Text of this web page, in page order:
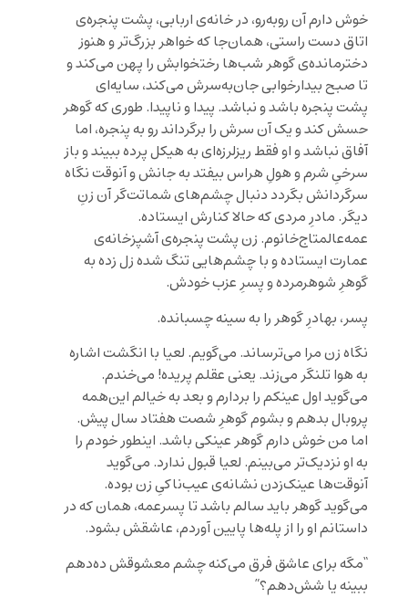
خوش دارم آن روبه‌رو، در خانه‌ی اربابی، پشت پنجره‌ی
اتاق دست راستی،‌‌ همان‌جا که خواهر بزرگ‌تر و هنوز
دخترمانده‌ی گوهر شب‌ها رختخوابش را پهن می‌کند و
تا صبح بیدارخوابی جان‌به‌سرش می‌کند، سایه‌ای
پشت پنجره باشد و نباشد. پیدا و ناپیدا. طوری که گوهر
حسش کند و یک آن سرش را برگرداند رو به پنجره، اما
آفاق نباشد و او فقط ریزلرزه‌ای به هیکل پرده ببیند و باز
سرخیِ شرم و هولِ هراس بیفتد به جانش و آنوقت نگاه
سرگردانش بگردد دنبال چشم‌های شماتت‌گر آن زنِ
دیگر. مادرِ مردی که حالا کنارش ایستاده.
عمه‌عالمتاج‌خانوم. زن پشت پنجره‌ی آشپزخانه‌ی
عمارت ایستاده و با چشم‌هایی تنگ شده زل زده به
گوهرِ شوهرمرده و پسرِ عزب خودش.
پسر، بهادرِ گوهر را به سینه چسبانده.
نگاه زن مرا می‌ترساند. می‌گویم. لعیا با انگشت اشاره
به هوا تلنگر می‌زند. یعنی عقلم پریده! می‌خندم.
می‌گوید اول عینکم را بردارم و بعد به خیالم این‌همه
پروبال بدهم و بشوم گوهرِ شصت هفتاد سال پیش.
اما من خوش دارم گوهر عینکی باشد. اینطور خودم را
به او نزدیک‌تر می‌بینم. لعیا قبول ندارد. می‌گوید
آنوقت‌ها عینک‌زدن نشانه‌ی عیب‌ناکیِ زن بوده.
می‌گوید گوهر باید سالم باشد تا پسرعمه،‌‌ همان که در
داستانم او را از پله‌ها پایین آوردم، عاشقش بشود.
“مگه برای عاشق فرق می‌کنه چشم معشوقش ده‌دهم
ببینه یا شش‌دهم؟”